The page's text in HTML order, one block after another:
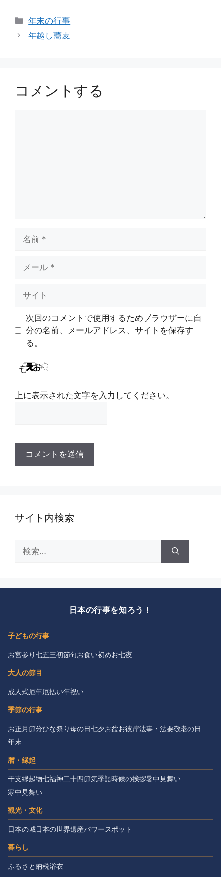
カ
テ
年末の行事
年越し蕎麦
コメントする
次回のコメントで使用するためブラウザーに自
分の名前、メールアドレス、サイトを保存す
る。
上に表示された文字を入力してください。
サイト内検索
索:
日本の行事を知ろう！
子どもの行事
お宮参り七五三初節句お食い初めお七夜
大人の節目
成人式厄年厄払い年祝い
季節の行事
お正月節分ひな祭り母の日七夕お盆お彼岸法事・法要敬老の日
年末
暦・縁起
干支縁起物七福神二十四節気季語時候の挨拶暑中見舞い
寒中見舞い
観光・文化
日本の城日本の世界遺産パワースポット
暮らし
ふるさと納税浴衣